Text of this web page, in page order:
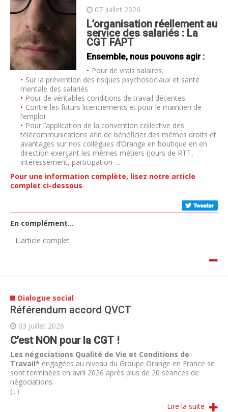
07 juillet 2026
L’organisation réellement au
service des salariés : La
CGT FAPT
Ensemble, nous pouvons agir :
Pour de vrais salaires.
Sur la prévention des risques psychosociaux et santé
mentale des salariés
Pour de véritables conditions de travail décentes
Contre les futurs licenciements et pour le maintien de
l’emploi
Pour l’application de la convention collective des
télécommunications afin de bénéficier des mêmes droits et
avantages sur nos collègues d’Orange en boutique en en
direction exerçant les mêmes métiers (Jours de RTT,
intéressement, participation …
Pour une information complète, lisez notre article
complet ci-dessous
En complément…
L'article complet
Dialogue social
Référendum accord QVCT
03 juillet 2026
C’est NON pour la CGT !
Les négociations Qualité de Vie et Conditions de
Travail* engagées au niveau du Groupe Orange en France se
sont terminées en avril 2026 après plus de 20 séances de
négociations.
(...)
Lire la suite